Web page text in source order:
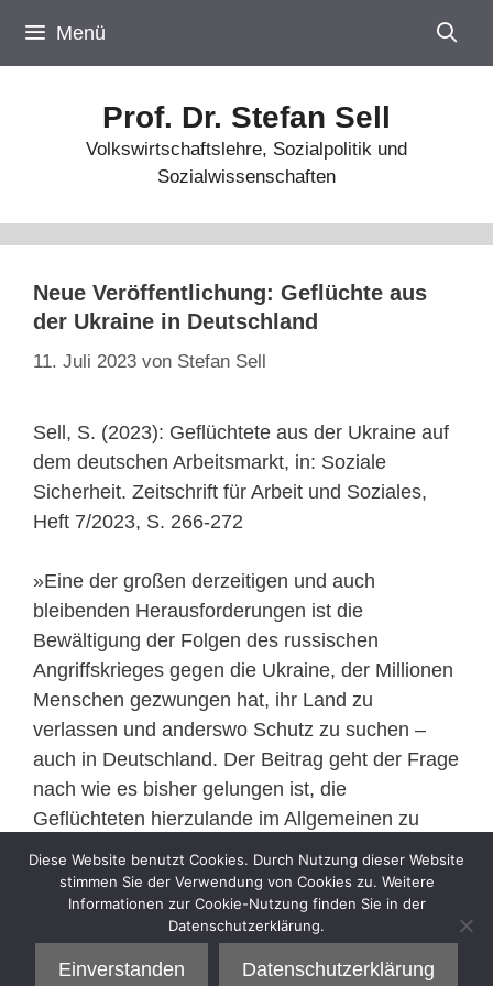
Inhalt
springen
Menü
Prof. Dr. Stefan Sell
Volkswirtschaftslehre, Sozialpolitik und
Sozialwissenschaften
Neue Veröffentlichung: Geflüchte aus
der Ukraine in Deutschland
11. Juli 2023 von Stefan Sell
Sell, S. (2023): Geflüchtete aus der Ukraine auf
dem deutschen Arbeitsmarkt, in: Soziale
Sicherheit. Zeitschrift für Arbeit und Soziales,
Heft 7/2023, S. 266-272
»Eine der großen derzeitigen und auch
bleibenden Herausforderungen ist die
Bewältigung der Folgen des russischen
Angriffskrieges gegen die Ukraine, der Millionen
Menschen gezwungen hat, ihr Land zu
verlassen und anderswo Schutz zu suchen –
auch in Deutschland. Der Beitrag geht der Frage
nach wie es bisher gelungen ist, die
Geflüchteten hierzulande im Allgemeinen zu
zu integrieren.«
Kategorien
Veröffentlichung
Diese Website benutzt Cookies. Durch Nutzung dieser Website
stimmen Sie der Verwendung von Cookies zu. Weitere
Informationen zur Cookie-Nutzung finden Sie in der
Datenschutzerklärung.
Einverstanden Datenschutzerklärung